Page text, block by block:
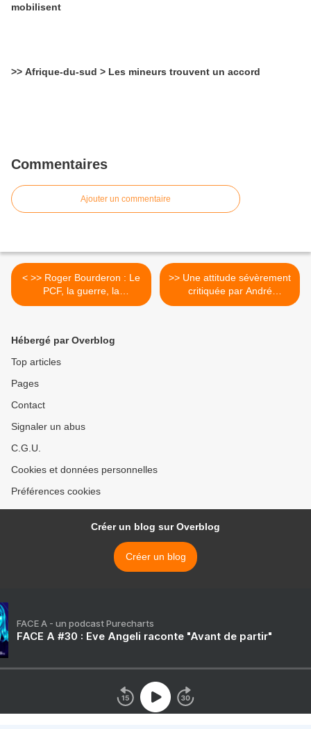
mobilisent
>> Afrique-du-sud > Les mineurs trouvent un accord
Commentaires
Ajouter un commentaire
< >> Roger Bourderon : Le
PCF, la guerre, la
Résistance
>> Une attitude sévèrement
critiquée par André
Chassaigne (Front de
Hébergé par Overblog
Top articles
Pages
Contact
Signaler un abus
C.G.U.
Cookies et données personnelles
Préférences cookies
Créer un blog sur Overblog
Créer un blog
FACE A - un podcast Purecharts
FACE A #30 : Eve Angeli raconte "Avant de partir"